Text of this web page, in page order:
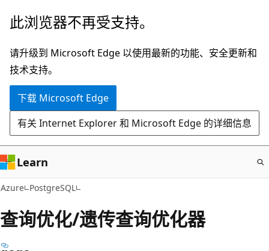
跳
主
要
内
此浏览器不再受支持。
请升级到 Microsoft Edge 以使用最新的功能、安全更新和
技术支持。
下载 Microsoft Edge
有关 Internet Explorer 和 Microsoft Edge 的详细信息
Learn
Azure PostgreSQL
查询优化/遗传查询优化器